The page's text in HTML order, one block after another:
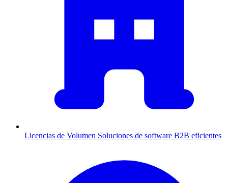
Licencias de Volumen Soluciones de software B2B eficientes